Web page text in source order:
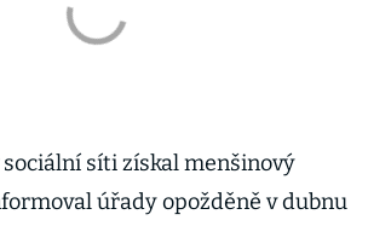
síti získal menšinový
úřady opožděně v dubnu